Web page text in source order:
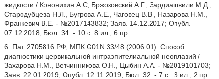
жидкости / Кононихин А.С, Бржозовский А.Г., Зардиашвили М.Д.,
Стародубцева Н.Л., Бугрова А.Е., Чаговец В.В., Назарова Н.М.,
Франкевич В.Е. - №2017143832; Заяв. 14.12.2017; Опубл.
07.12.2018, Бюл. 34. - 10 с: 8 ил., 6 пр.
6. Пат. 2705816 РФ, МПК G01N 33/48 (2006.01). Способ
диагностики цервикальной интраэпителиальной неоплазий /
Захарова Н.М., Ветчинникова О.Н., Цыбин А.А. - №2019101703;
Заяв. 22.01.2019; Опубл. 12.11.2019, Бюл. 32. - 7 с.: 3 ил., 2 пр.